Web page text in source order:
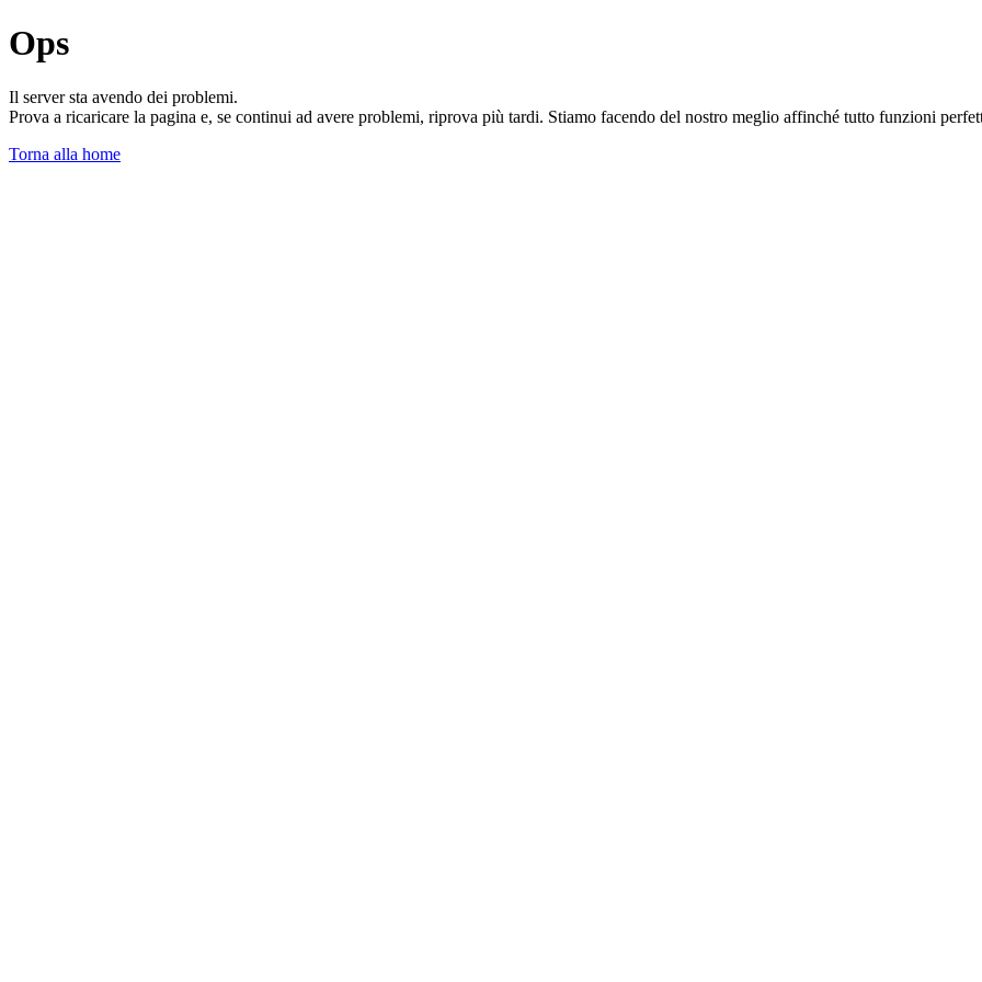
Ops
Il server sta avendo dei problemi.
Prova a ricaricare la pagina e, se continui ad avere problemi, riprova più tardi. Stiamo facendo del nostro meglio affinché tutto funzioni
Torna alla home